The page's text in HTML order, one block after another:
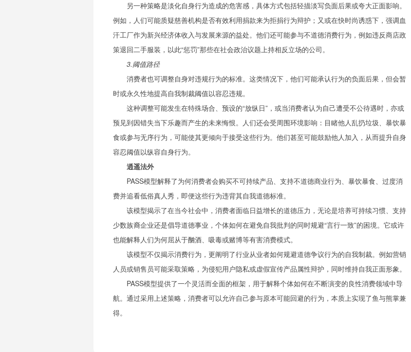
另一种策略是淡化自身行为造成的危害感，具体方式包括轻描淡写负面后果或夸大正面影响。
例如，人们可能质疑慈善机构是否有效利用捐款来为拒捐行为辩护；又或在快时尚诱惑下，强调血
汗工厂作为新兴经济体收入与发展来源的益处。他们还可能参与不道德消费行为，例如违反商店政
策退回二手服装，以此“惩罚”那些在社会政治议题上持相反立场的公司。
3.阈值路径
消费者也可调整自身对违规行为的标准。这类情况下，他们可能承认行为的负面后果，但会暂
时或永久性地提高自我制裁阈值以容忍违规。
这种调整可能发生在特殊场合、预设的“放纵日”，或当消费者认为自己遭受不公待遇时，亦或
预见到因错失当下乐趣而产生的未来悔恨。人们还会受周围环境影响：目睹他人乱扔垃圾、暴饮暴
食或参与无序行为，可能使其更倾向于接受这些行为。他们甚至可能鼓励他人加入，从而提升自身
容忍阈值以纵容自身行为。
逍遥法外
PASS模型解释了为何消费者会购买不可持续产品、支持不道德商业行为、暴饮暴食、过度消
费并追看低俗真人秀，即便这些行为违背其自我道德标准。
该模型揭示了在当今社会中，消费者面临日益增长的道德压力，无论是培养可持续习惯、支持
少数族裔企业还是倡导道德事业，个体如何在避免自我批判的同时规避“言行一致”的困境。它或许
也能解释人们为何屈从于酗酒、吸毒或赌博等有害消费模式。
该模型不仅揭示消费行为，更阐明了行业从业者如何规避道德争议行为的自我制裁。例如营销
人员或销售员可能采取策略，为侵犯用户隐私或虚假宣传产品属性辩护，同时维持自我正面形象。
PASS模型提供了一个灵活而全面的框架，用于解释个体如何在不断演变的良性消费领域中导
航。通过采用上述策略，消费者可以允许自己参与原本可能回避的行为，本质上实现了鱼与熊掌兼
得。